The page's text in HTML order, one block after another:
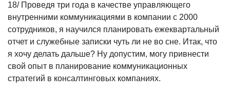
18/ Проведя три года в качестве управляющего
внутренними коммуникациями в компании с 2000
сотрудников, я научился планировать ежеквартальный
отчет и служебные записки чуть ли не во сне. Итак, что
я хочу делать дальше? Ну допустим, могу привнести
свой опыт в планирование коммуникационных
стратегий в консалтинговых компаниях.